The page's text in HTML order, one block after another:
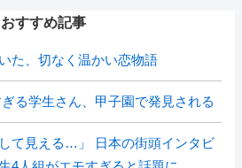
おすすめ記事
た、切なく温かい恋物語
ぎる学生さん、甲子園で発見される
て見える…」 日本の街頭インタビ